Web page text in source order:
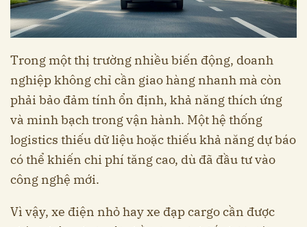
Trong một thị trường nhiều biến động, doanh
nghiệp không chỉ cần giao hàng nhanh mà còn
phải bảo đảm tính ổn định, khả năng thích ứng
và minh bạch trong vận hành. Một hệ thống
logistics thiếu dữ liệu hoặc thiếu khả năng dự báo
có thể khiến chi phí tăng cao, dù đã đầu tư vào
công nghệ mới.
Vì vậy, xe điện nhỏ hay xe đạp cargo cần được